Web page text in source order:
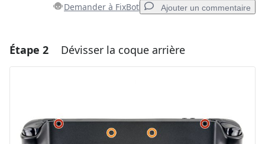
Demander à FixBot Ajouter un commentaire
Ajouter un commentaire
Annuler Publier un commentaire
Étape 2 Dévisser la coque arrière